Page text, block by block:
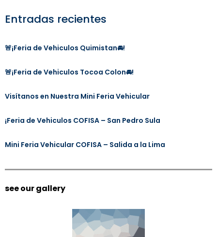
Entradas recientes
🚨¡Feria de Vehiculos Quimistan🚘!
🚨¡Feria de Vehiculos Tocoa Colon🚘!
Visítanos en Nuestra Mini Feria Vehicular
¡Feria de Vehiculos COFISA – San Pedro Sula
Mini Feria Vehicular COFISA – Salida a la Lima
see our gallery